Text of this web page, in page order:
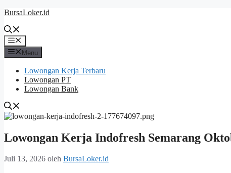
Langsung
isi
BursaLoker.id
Menu
Menu
Lowongan Kerja Terbaru
Lowongan PT
Lowongan Bank
Lowongan Kerja Indofresh Semarang
Juli 13, 2026 oleh BursaLoker.id